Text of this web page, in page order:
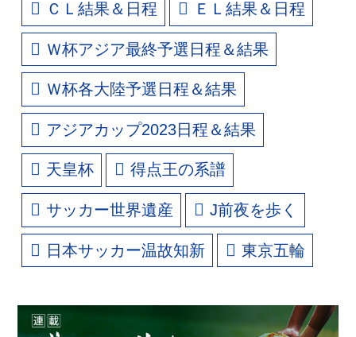
ＣＬ結果＆日程 ＥＬ結果＆日程
Ｗ杯アジア最終予選日程＆結果
Ｗ杯各大陸予選日程＆結果
アジアカップ2023日程＆結果
天皇杯 得点王の系譜
サッカー世界遺産 J前夜を歩く
日本サッカー温故知新 東京五輪